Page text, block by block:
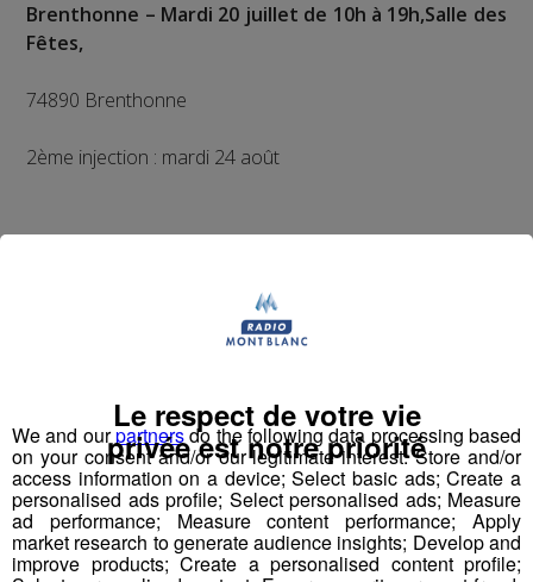
Brenthonne – Mardi 20 juillet de 10h à 19h,Salle des
Fêtes,
74890 Brenthonne
2ème injection : mardi 24 août
Pour tout renseignement : 04 50 33 22 96
Partager sur Facebook
Partager sur Twitter
We and ourpartnersdo the following data processing based
on your consent and/or our legitimate interest: Store and/or
access information on a device; Select basic ads; Create a
personalised ads profile; Select personalised ads; Measure
ad performance; Measure content performance; Apply
market research to generate audience insights; Develop and
improve products; Create a personalised content profile;
Le respect de votre vie
privée est notre priorité